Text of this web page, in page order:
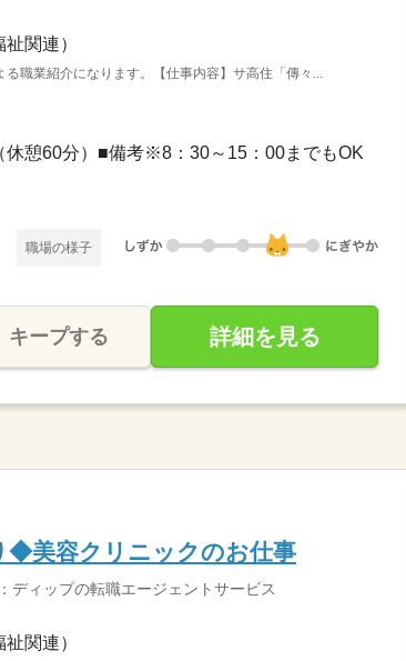
関連）
職業紹介になります。【仕事内容】サ高住「傳々...
憩60分）■備考※8：30～15：00までもOK
職場の様子
キープする 詳細を見る
美容クリニックのお仕事
ディップの転職エージェントサービス
関連）